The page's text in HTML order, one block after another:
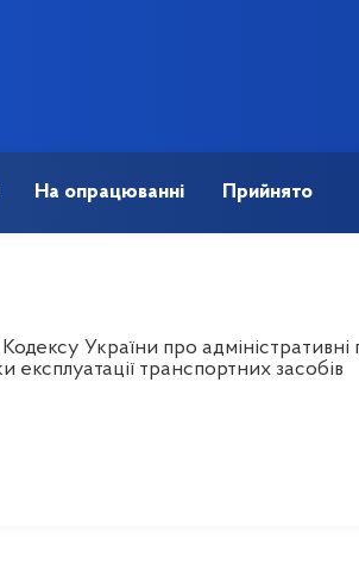
На опрацюванні Прийнято
України про
транспортних засобів